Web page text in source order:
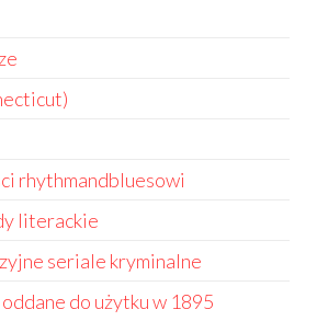
rhythmandbluesowi
literackie
seriale kryminalne
do użytku w 1895